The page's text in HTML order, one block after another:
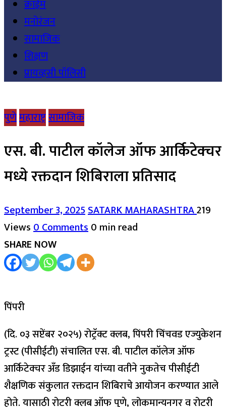
क्राईम
मनोरंजन
सामाजिक
शिक्षण
प्रायव्हसी पॉलिसी
पुणेमहाराष्ट्रसामाजिक
एस. बी. पाटील कॉलेज ऑफ आर्किटेक्चर
मध्ये रक्तदान शिबिराला प्रतिसाद
September 3, 2025SATARK MAHARASHTRA219
Views0 Comments0 min read
SHARE NOW
पिंपरी
(दि. ०३ सप्टेंबर २०२५) रोट्रॅक्ट क्लब, पिंपरी चिंचवड एज्युकेशन
ट्रस्ट (पीसीईटी) संचालित एस. बी. पाटील कॉलेज ऑफ
आर्किटेक्चर अँड डिझाईन यांच्या वतीने नुकतेच पीसीईटी
शैक्षणिक संकुलात रक्तदान शिबिराचे आयोजन करण्यात आले
होते. यासाठी रोटरी क्लब ऑफ पुणे, लोकमान्यनगर व रोटरी